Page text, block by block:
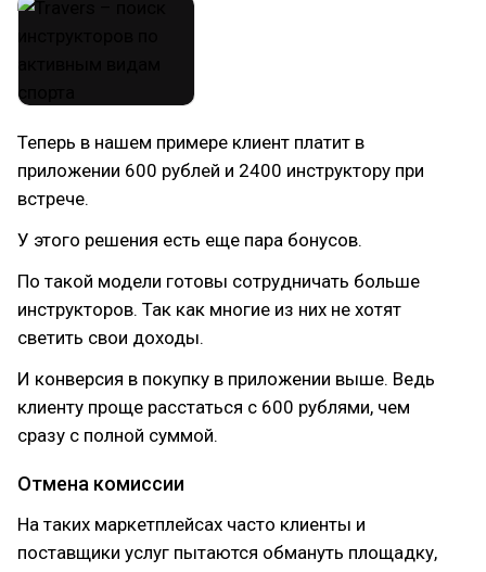
Теперь в нашем примере клиент платит в
приложении 600 рублей и 2400 инструктору при
встрече.
У этого решения есть еще пара бонусов.
По такой модели готовы сотрудничать больше
инструкторов. Так как многие из них не хотят
светить свои доходы.
И конверсия в покупку в приложении выше. Ведь
клиенту проще расстаться с 600 рублями, чем
сразу с полной суммой.
Отмена комиссии
На таких маркетплейсах часто клиенты и
поставщики услуг пытаются обмануть площадку,